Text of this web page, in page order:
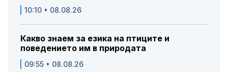
10:10 • 08.08.26
Какво знаем за езика на птиците и
поведението им в природата
09:55 • 08.08.26